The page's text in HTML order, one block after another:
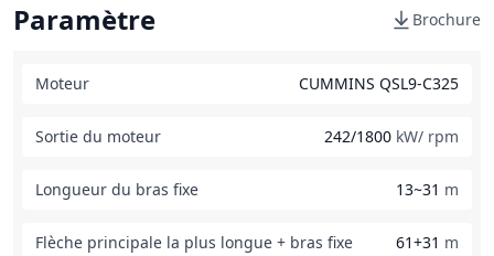
Paramètre Brochure
Moteur CUMMINS QSL9-C325
Sortie du moteur 242/1800 kW/ rpm
Longueur du bras fixe 13~31 m
Flèche principale la plus longue + bras fixe 61+31 m